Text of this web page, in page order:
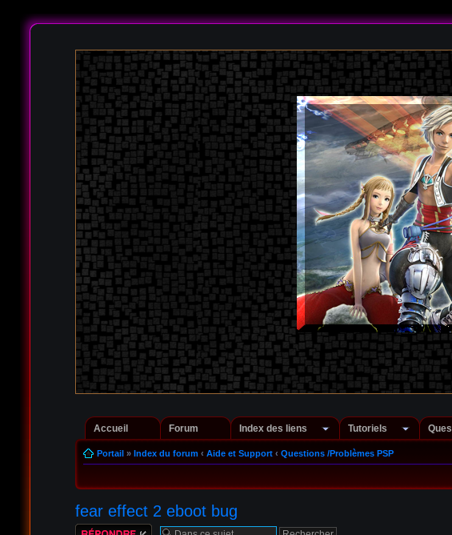
Accueil Forum Index des liens Tutoriels
Portail» Index du forum ‹ Aide et Support ‹ Questions /Problèmes PSP
fear effect 2 eboot bug
Répondre